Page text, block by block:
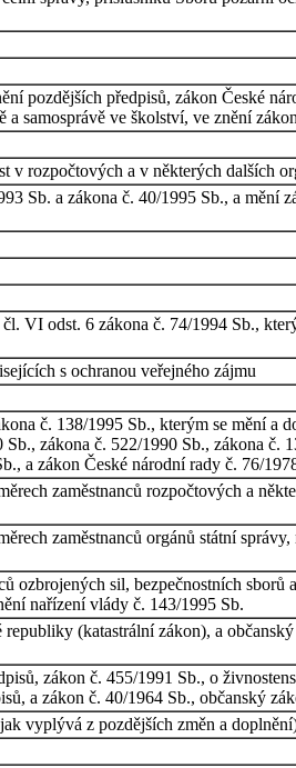
pozdějších předpisů, zákon České
samosprávě ve školství, ve znění
rozpočtových a v některých dalších
Sb. a zákona č. 40/1995 Sb., a mění
VI odst. 6 zákona č. 74/1994 Sb.,
s ochranou veřejného zájmu
č. 138/1995 Sb., kterým se mění a
zákona č. 522/1990 Sb., zákona č.
a zákon České národní rady č. 76/
zaměstnanců rozpočtových a
zaměstnanců orgánů státní
ozbrojených sil, bezpečnostních sborů
nařízení vlády č. 143/1995 Sb.
(katastrální zákon), a
zákon č. 455/1991 Sb., o
a zákon č. 40/1964 Sb., občanský
vyplývá z pozdějších změn a